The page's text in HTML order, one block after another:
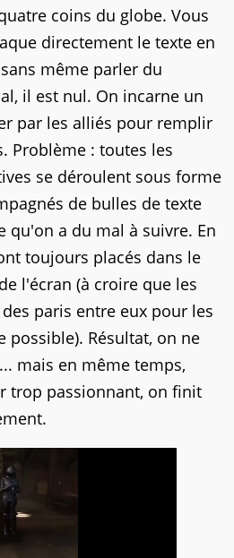
coins du globe. Vous
directement le texte en
même parler du
il est nul. On incarne un
par les alliés pour remplir
Problème : toutes les
se déroulent sous forme
de bulles de texte
qu'on a du mal à suivre. En
toujours placés dans le
l'écran (à croire que les
paris entre eux pour les
Résultat, on ne
mais en même temps,
trop passionnant, on finit